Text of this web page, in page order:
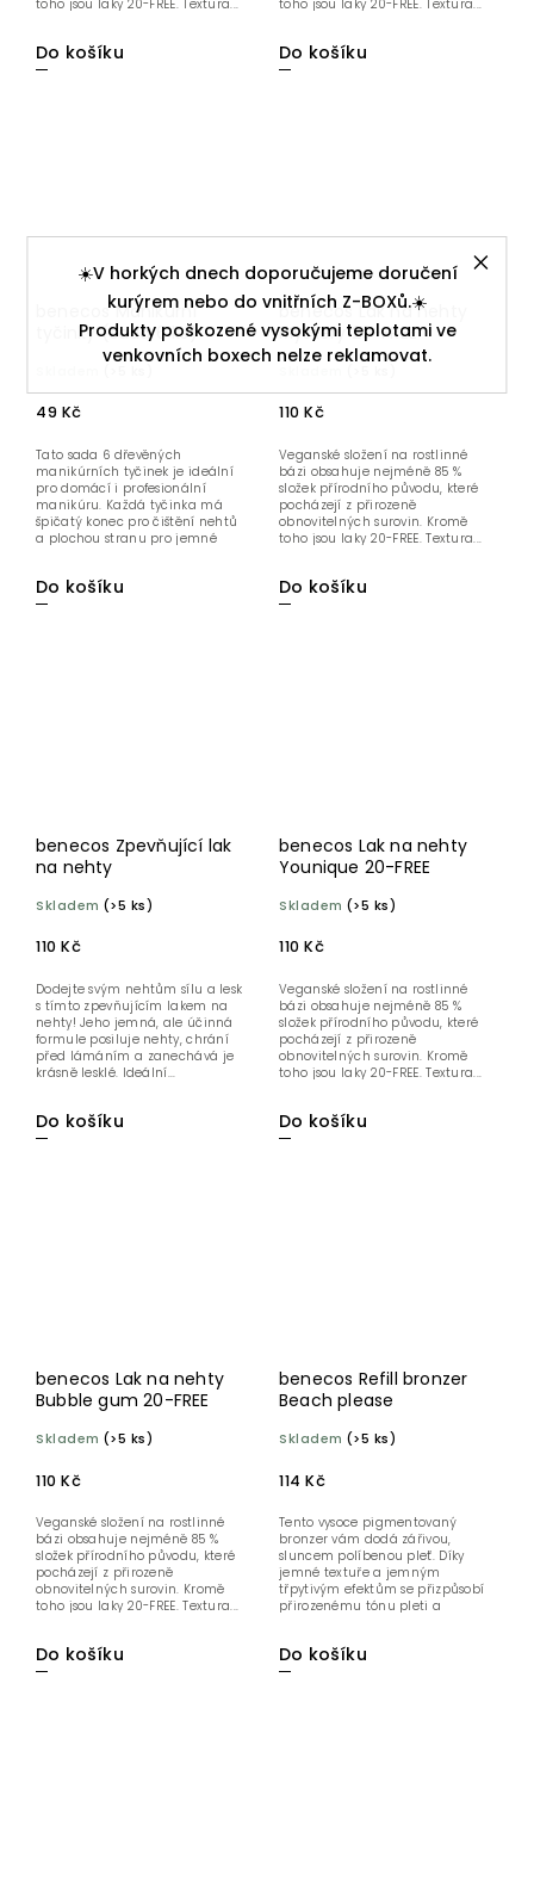
☀️V horkých dnech doporučujeme doručení
kurýrem nebo do vnitřních Z-BOXů.☀️
Produkty poškozené vysokými teplotami ve
venkovních boxech nelze reklamovat.
Do košíku
toho jsou laky 20-FREE. Textura...
Do košíku
toho jsou laky 20-FREE. Textura...
benecos Manikúrní
tyčinky (sada 6 ks)
49 Kč
Do košíku
Tato sada 6 dřevěných
manikúrních tyčinek je ideální
pro domácí i profesionální
manikúru. Každá tyčinka má
špičatý konec pro čištění nehtů
a plochou stranu pro jemné
benecos Lak na nehty
Mystery 20-FREE
110 Kč
Do košíku
Veganské složení na rostlinné
bázi obsahuje nejméně 85 %
složek přírodního původu, které
pocházejí z přirozeně
obnovitelných surovin. Kromě
toho jsou laky 20-FREE. Textura...
benecos Zpevňující lak
na nehty
Skladem (>5 ks)
110 Kč
Do košíku
Dodejte svým nehtům sílu a lesk
s tímto zpevňujícím lakem na
nehty! Jeho jemná, ale účinná
formule posiluje nehty, chrání
před lámáním a zanechává je
krásně lesklé. Ideální...
benecos Lak na nehty
Younique 20-FREE
Skladem (>5 ks)
110 Kč
Do košíku
Veganské složení na rostlinné
bázi obsahuje nejméně 85 %
složek přírodního původu, které
pocházejí z přirozeně
obnovitelných surovin. Kromě
toho jsou laky 20-FREE. Textura...
benecos Lak na nehty
Bubble gum 20-FREE
Skladem (>5 ks)
110 Kč
Do košíku
Veganské složení na rostlinné
bázi obsahuje nejméně 85 %
složek přírodního původu, které
pocházejí z přirozeně
obnovitelných surovin. Kromě
toho jsou laky 20-FREE. Textura...
benecos Refill bronzer
Beach please
Skladem (>5 ks)
114 Kč
Do košíku
Tento vysoce pigmentovaný
bronzer vám dodá zářivou,
sluncem políbenou pleť. Díky
jemné textuře a jemným
třpytivým efektům se přizpůsobí
přirozenému tónu pleti a